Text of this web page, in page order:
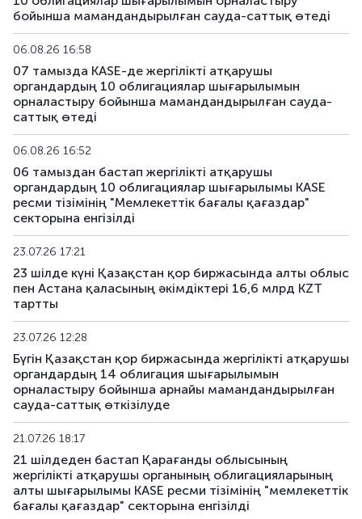
KGK120_244 KZMJ00002442 аралас
KGK120_269
KGK120_285 KZMJ00002855 аралас
KGK120_305 KZMJ00003051 аралас
KGK120_307 KZMJ00003077 аралас
KGK120_347 KZMJ00003473 аралас
KGK120_350 KZMJ00003507 аралас
KGK120_362
KGK120_366 KZMJ00003663 аралас
KGK120_375 KZMJ00003754 аралас
KGK131_030 KZMF00000309 аралас
KGK143_053 KZMF00000531 аралас
бойынша мамандандырылған сауда-саттық өтеді
06.08.26 16:58
07 тамызда KASE-де жергілікті атқарушы
органдардың 10 облигациялар шығарылымын
орналастыру бойынша мамандандырылған сауда-
саттық өтеді
06.08.26 16:52
06 тамыздан бастап жергілікті атқарушы
органдардың 10 облигациялар шығарылымы KASE
ресми тізімінің "Мемлекеттік бағалы қағаздар"
секторына енгізілді
23.07.26 17:21
23 шілде күні Қазақстан қор биржасында алты облыс
пен Астана қаласының әкімдіктері 16,6 млрд KZT
тартты
23.07.26 12:28
Бүгін Қазақстан қор биржасында жергілікті атқарушы
органдардың 14 облигация шығарылымын
орналастыру бойынша арнайы мамандандырылған
сауда-саттық өткізілуде
21.07.26 18:17
21 шілдеден бастап Қарағанды облысының
жергілікті атқарушы органының облигацияларының
алты шығарылымы KASE ресми тізімінің "мемлекеттік
бағалы қағаздар" секторына енгізілді